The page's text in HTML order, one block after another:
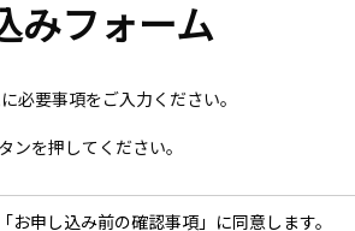
みフォーム
必要事項をご入力ください。
ンを押してください。